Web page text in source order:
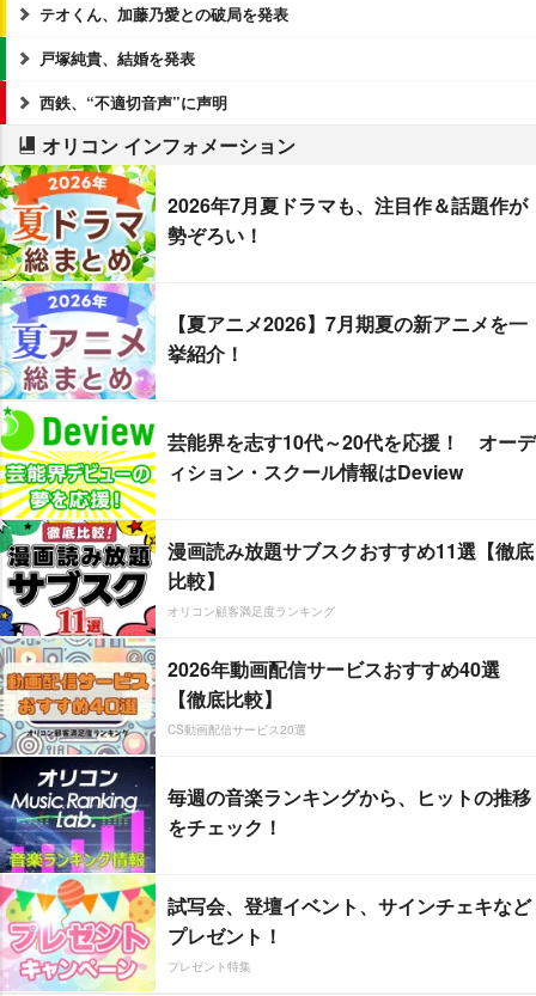
テオくん、加藤乃愛との破局を発表
戸塚純貴、結婚を発表
西鉄、“不適切音声”に声明
オリコン インフォメーション
2026年7月夏ドラマも、注目作＆話題作が
勢ぞろい！
【夏アニメ2026】7月期夏の新アニメを一
挙紹介！
芸能界を志す10代～20代を応援！ オーデ
ィション・スクール情報はDeview
漫画読み放題サブスクおすすめ11選【徹底
比較】
オリコン顧客満足度ランキング
2026年動画配信サービスおすすめ40選
【徹底比較】
CS動画配信サービス20選
毎週の音楽ランキングから、ヒットの推移
をチェック！
試写会、登壇イベント、サインチェキなど
プレゼント！
プレゼント特集